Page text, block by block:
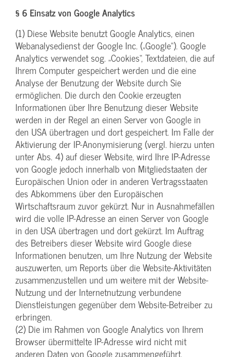
§ 6 Einsatz von Google Analytics
(1) Diese Website benutzt Google Analytics, einen
Webanalysedienst der Google Inc. („Google“). Google
Analytics verwendet sog. „Cookies“, Textdateien, die auf
Ihrem Computer gespeichert werden und die eine
Analyse der Benutzung der Website durch Sie
ermöglichen. Die durch den Cookie erzeugten
Informationen über Ihre Benutzung dieser Website
werden in der Regel an einen Server von Google in
den USA übertragen und dort gespeichert. Im Falle der
Aktivierung der IP-Anonymisierung (vergl. hierzu unten
unter Abs. 4) auf dieser Website, wird Ihre IP-Adresse
von Google jedoch innerhalb von Mitgliedstaaten der
Europäischen Union oder in anderen Vertragsstaaten
des Abkommens über den Europäischen
Wirtschaftsraum zuvor gekürzt. Nur in Ausnahmefällen
wird die volle IP-Adresse an einen Server von Google
in den USA übertragen und dort gekürzt. Im Auftrag
des Betreibers dieser Website wird Google diese
Informationen benutzen, um Ihre Nutzung der Website
auszuwerten, um Reports über die Website-Aktivitäten
zusammenzustellen und um weitere mit der Website-
Nutzung und der Internetnutzung verbundene
Dienstleistungen gegenüber dem Website-Betreiber zu
erbringen.
(2) Die im Rahmen von Google Analytics von Ihrem
Browser übermittelte IP-Adresse wird nicht mit
anderen Daten von Google zusammengeführt.